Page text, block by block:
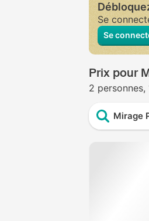
Se
Se
Prix pour
2 personnes
Mirage